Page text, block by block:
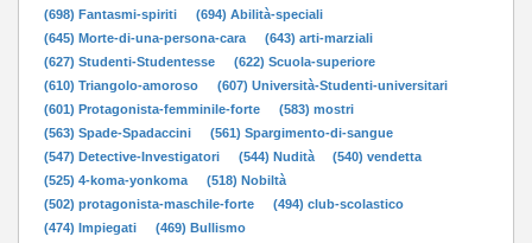
(698) Fantasmi-spiriti
(694) Abilità-speciali
(645) Morte-di-una-persona-cara
(643) arti-marziali
(627) Studenti-Studentesse
(622) Scuola-superiore
(610) Triangolo-amoroso
(607) Università-Studenti-universitari
(601) Protagonista-femminile-forte
(583) mostri
(563) Spade-Spadaccini
(561) Spargimento-di-sangue
(547) Detective-Investigatori
(544) Nudità
(540) vendetta
(525) 4-koma-yonkoma
(518) Nobiltà
(502) protagonista-maschile-forte
(494) club-scolastico
(474) Impiegati
(469) Bullismo